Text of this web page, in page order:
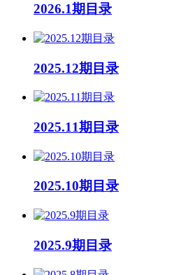
2026.1期目录
2025.12期目录
2025.11期目录
2025.10期目录
2025.9期目录